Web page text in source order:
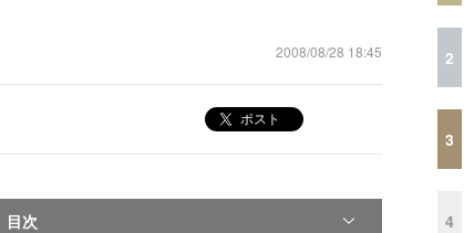
2008/08/28 18:45
ポスト
目次
2
3
4